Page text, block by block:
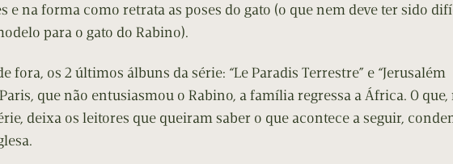
e na forma como retrata as poses do gato (o que nem deve ter sido
para o gato do Rabino).
fora, os 2 últimos álbuns da série: “Le Paradis Terrestre” e “Jerusalém
que não entusiasmou o Rabino, a família regressa a África. O que,
deixa os leitores que queiram saber o que acontece a seguir,